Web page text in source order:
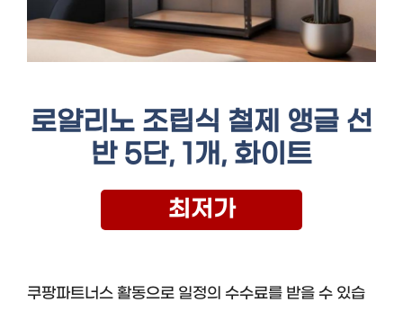
로얄리노 조립식 철제 앵글 선
반 5단, 1개, 화이트
최저가
쿠팡파트너스 활동으로 일정의 수수료를 받을 수 있습